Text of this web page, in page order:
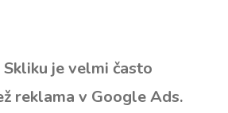
je velmi často
reklama v Google Ads.